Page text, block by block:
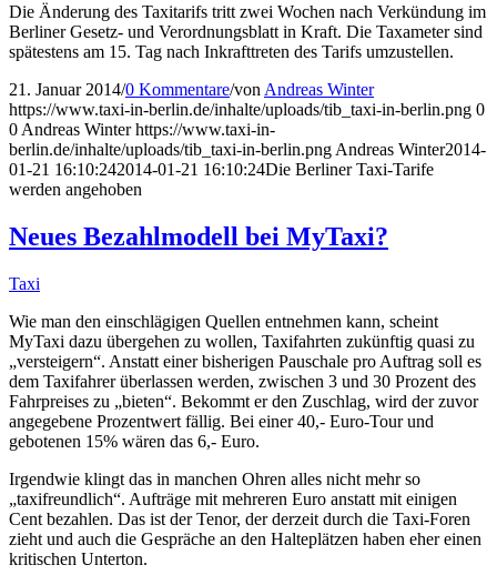
Die Änderung des Taxitarifs tritt zwei Wochen nach Verkündung im
Berliner Gesetz- und Verordnungsblatt in Kraft. Die Taxameter sind
spätestens am 15. Tag nach Inkrafttreten des Tarifs umzustellen.
21. Januar 2014/0 Kommentare/von Andreas Winter
https://www.taxi-in-berlin.de/inhalte/uploads/tib_taxi-in-berlin.png 0
0 Andreas Winter https://www.taxi-in-
berlin.de/inhalte/uploads/tib_taxi-in-berlin.png Andreas Winter2014-
01-21 16:10:242014-01-21 16:10:24Die Berliner Taxi-Tarife
werden angehoben
Neues Bezahlmodell bei MyTaxi?
Taxi
Wie man den einschlägigen Quellen entnehmen kann, scheint
MyTaxi dazu übergehen zu wollen, Taxifahrten zukünftig quasi zu
„versteigern“. Anstatt einer bisherigen Pauschale pro Auftrag soll es
dem Taxifahrer überlassen werden, zwischen 3 und 30 Prozent des
Fahrpreises zu „bieten“. Bekommt er den Zuschlag, wird der zuvor
angegebene Prozentwert fällig. Bei einer 40,- Euro-Tour und
gebotenen 15% wären das 6,- Euro.
Irgendwie klingt das in manchen Ohren alles nicht mehr so
„taxifreundlich“. Aufträge mit mehreren Euro anstatt mit einigen
Cent bezahlen. Das ist der Tenor, der derzeit durch die Taxi-Foren
zieht und auch die Gespräche an den Halteplätzen haben eher einen
kritischen Unterton.